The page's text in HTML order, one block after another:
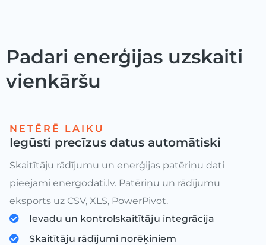
Padari enerģijas uzskaiti
vienkāršu
NETĒRĒ LAIKU
Iegūsti precīzus datus automātiski
Skaitītāju rādījumu un enerģijas patēriņu dati
pieejami energodati.lv. Patēriņu un rādījumu
eksports uz CSV, XLS, PowerPivot.
Ievadu un kontrolskaitītāju integrācija
Skaitītāju rādījumi norēķiniem